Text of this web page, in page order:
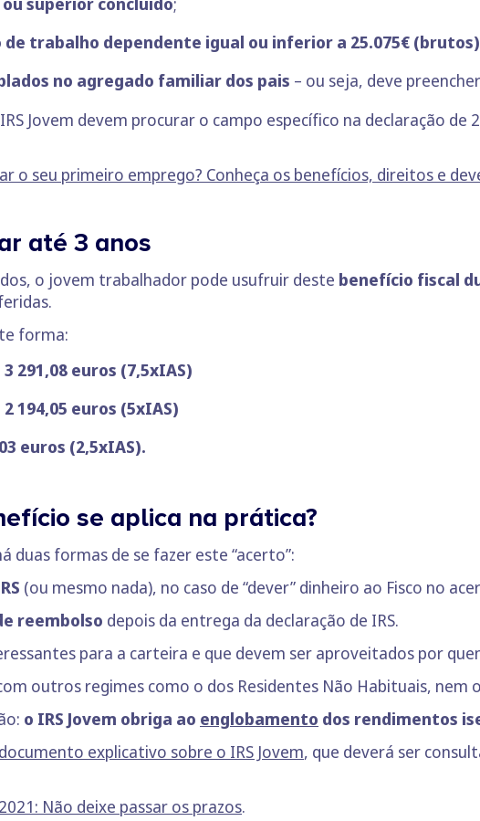
trabalho dependente igual ou inferior a 25.075€ (brutos)
no agregado familiar dos pais – ou seja, deve
Jovem devem procurar o campo específico na declaração de
o seu primeiro emprego? Conheça os benefícios, direitos e
até 3 anos
o jovem trabalhador pode usufruir deste benefício fiscal
forma:
291,08 euros (7,5xIAS)
194,05 euros (5xIAS)
euros (2,5xIAS).
se aplica na prática?
duas formas de se fazer este “acerto”:
(ou mesmo nada), no caso de “dever” dinheiro ao Fisco no
reembolso depois da entrega da declaração de IRS.
para a carteira e que devem ser aproveitados por
outros regimes como o dos Residentes Não Habituais, nem
o IRS Jovem obriga ao englobamento dos rendimentos
documento explicativo sobre o IRS Jovem, que deverá ser
Não deixe passar os prazos.